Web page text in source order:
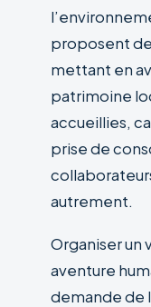
proposent
mettant en
patrimoine
accueillies,
prise de
autrement.
Organiser un
aventure
demande de